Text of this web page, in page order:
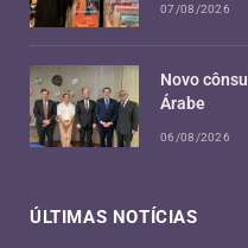
ÚLTIMAS NOTÍCIAS
07/08/2026
Novo
Árabe
06/08/2026